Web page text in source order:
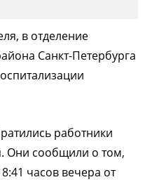
в отделение
Санкт-Петербурга
работники
Они сообщили о том,
часов вечера от